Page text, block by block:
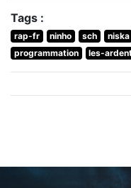
Tags :
rap-fr ninho sch niska
programmation
les-